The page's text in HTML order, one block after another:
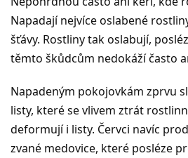
Napadají nejvíce oslabené
šťávy. Rostliny tak oslabují,
těmto škůdcům nedokáží často
Napadeným pokojovkám zprvu
listy, které se vlivem ztrát
deformují i listy. Červci navíc
zvané medovice, které posléze